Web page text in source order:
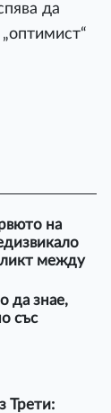
да
на
между
да знае,
със
Трети: